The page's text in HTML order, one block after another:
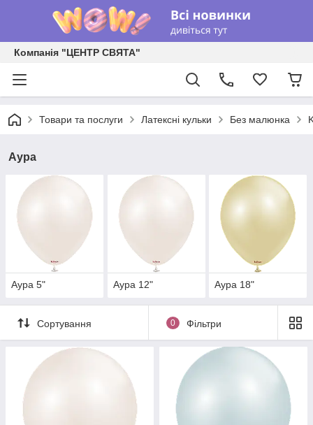
Компанія "ЦЕНТР СВЯТА"
Товари та послуги Латексні кульки Без малюнка
Аура
Аура 5" Аура 12" Аура 18"
Сортування 0 Фільтри